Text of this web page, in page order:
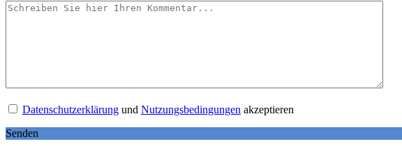
Datenschutzerklärung und Nutzungsbedingungen akzeptieren
Senden